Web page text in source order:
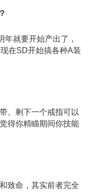
就要开始产出了，
在SD开始搞各种A装
剩下一个戒指可以
得你精瞄期间你技能
命，其实前者完全